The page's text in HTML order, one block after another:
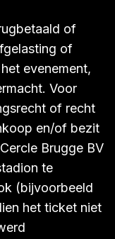
of
of
evenement,
Voor
of recht
en/of bezit
Brugge BV
te
(bijvoorbeeld
het ticket niet